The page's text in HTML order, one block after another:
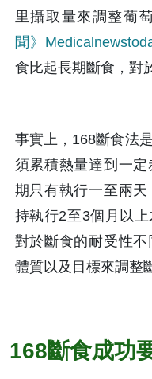
里攝取量來調整葡
聞》
食比起長期斷食，對
事實上，168斷食法
須累積熱量達到一
期只有執行一至兩
持執行2至3個月以
對於斷食的耐受性不
體質以及目標來調整
168斷食成功